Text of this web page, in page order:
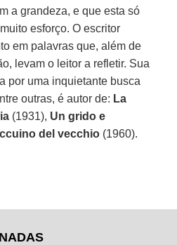
a grandeza, e que esta só
esforço. O escritor
em palavras que, além de
levam o leitor a refletir. Sua
por uma inquietante busca
outras, é autor de: La
(1931), Un grido e
del vecchio (1960).